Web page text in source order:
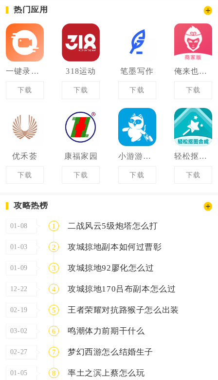
热门应用
一键录屏王
下载
318运动
下载
笔墨写作
下载
俺来也商家版
下载
优禾荟
下载
康福家园
下载
小游游旅行
下载
轻松抠图合成
下载
攻略热榜
01-08 1 二战风云5级炮塔怎么打
01-03 2 攻城掠地副本如何过曹彰
01-09 3 攻城掠地92廖化怎么过
12-22 4 攻城掠地170吕布副本怎么过
02-19 5 王者荣耀对抗路猴子怎么出装
03-02 6 鸣潮体力前期干什么
02-27 7 梦幻西游怎么结婚生子
01-05 8 率土之滨上蔡怎么玩